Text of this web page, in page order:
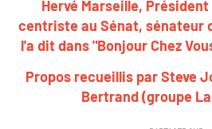
Hervé Marseille,
centriste au Sénat, sénateur
l'a dit dans "Bonjour Chez
Propos recueillis par Steve
Bertrand (groupe